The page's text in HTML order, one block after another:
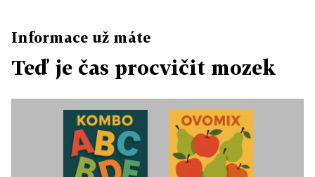
Informace už máte
Teď je čas procvičit mozek